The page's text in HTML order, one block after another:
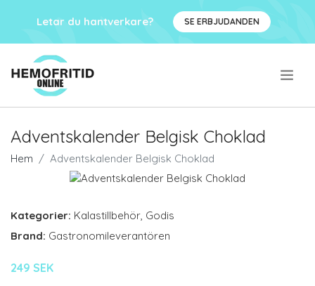
Letar du hantverkare? SE ERBJUDANDEN
Adventskalender Belgisk Choklad
Hem Adventskalender Belgisk Choklad
Kategorier: Kalastillbehör Godis
Brand: Gastronomileverantören
249 SEK